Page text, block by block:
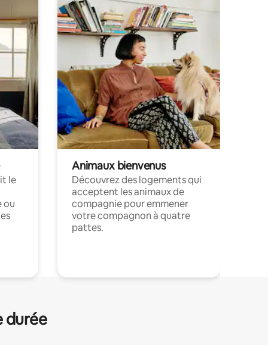
le
ou
Animaux bienvenus
Découvrez des logements qui
acceptent les animaux de
compagnie pour emmener
votre compagnon à quatre
pattes.
durée